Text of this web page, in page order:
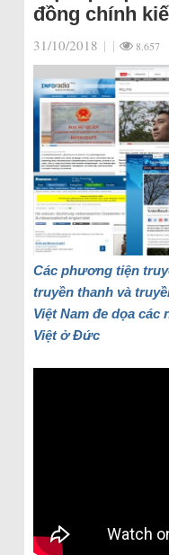
đồng chính
31/10/2018 | | 8.657
Các phương tiện
truyền thanh và
Việt Nam đe dọa
Việt ở Đức